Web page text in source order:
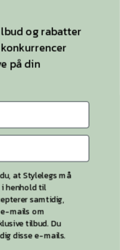
og rabatter
på din
at Stylelegs må
i henhold til
samtidig,
mails om
tilbud. Du
disse e-mails.